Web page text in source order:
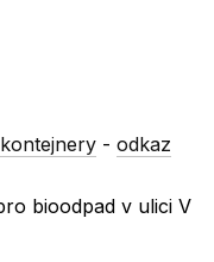
kontejnery -odkaz
bioodpad v ulici V